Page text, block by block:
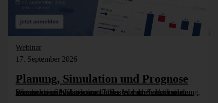
Webinar
17. September 2026
Planung, Simulation und Prognose
Wer nicht weiß, was kommt, muss es vorher durchspielen können – in Simulationsmodellen. Wie das funktioniert, zeigen wir im Webinar am 17. September: Szenarioplanung, Simulation und KI-gestützte [...]